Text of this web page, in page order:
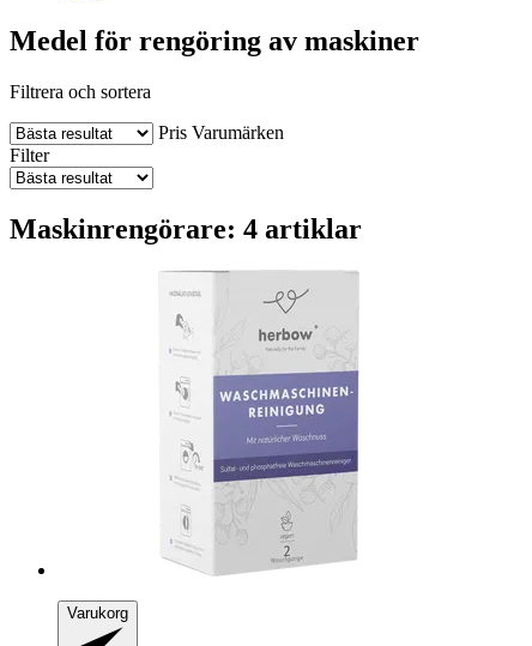
Medel för rengöring av maskiner
Filtrera och sortera
Pris Varumärken
Filter
Maskinrengörare: 4 artiklar
Varukorg